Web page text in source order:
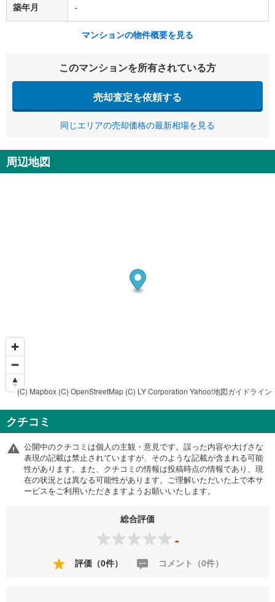
築年月 -
マンションの物件概要を見る
このマンションを所有されている方
売却査定を依頼する
同じエリアの売却価格の最新相場を見る
周辺地図
(C) Mapbox (C) OpenStreetMap (C) LY Corporation Yahoo!地図ガイドライン
クチコミ
公開中のクチコミは個人の主観・意見です。誤った内容や大げさな
表現の記載は禁止されていますが、そのような記載が含まれる可能
性があります。また、クチコミの情報は投稿時点の情報であり、現
在の状況とは異なる可能性があります。ご理解いただいた上で本サ
ービスをご利用いただきますようお願いいたします。
総合評価
-
評価（0件） コメント（0件）